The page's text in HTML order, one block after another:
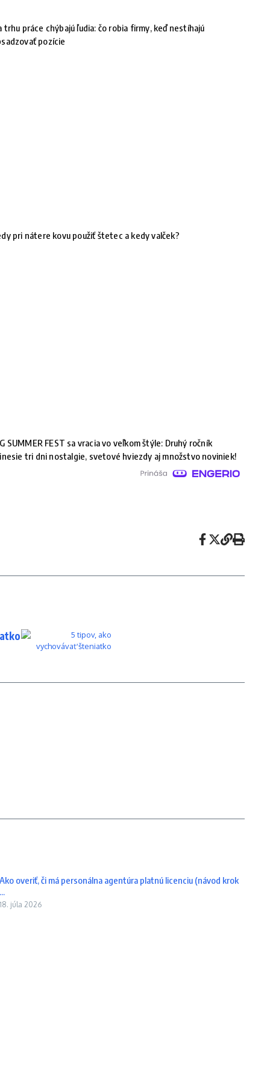
trhu práce chýbajú ľudia: čo robia firmy, keď nestíhajú
pozície
pri nátere kovu použiť štetec a kedy valček?
SUMMER FEST sa vracia vo veľkom štýle: Druhý ročník
tri dni nostalgie, svetové hviezdy aj množstvo noviniek!
Ako overiť, či má personálna agentúra platnú licenciu (návod krok
...
18. júla 2026